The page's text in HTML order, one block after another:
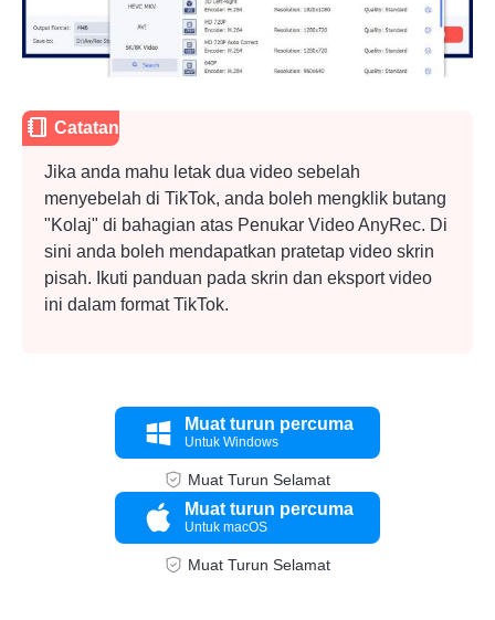
Catatan
Jika anda mahu letak dua video sebelah
menyebelah di TikTok, anda boleh mengklik butang
"Kolaj" di bahagian atas Penukar Video AnyRec. Di
sini anda boleh mendapatkan pratetap video skrin
pisah. Ikuti panduan pada skrin dan eksport video
ini dalam format TikTok.
Muat turun percuma
Untuk Windows
Muat Turun Selamat
Muat turun percuma
Untuk macOS
Muat Turun Selamat